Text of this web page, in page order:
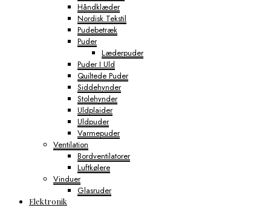
Håndklæder
Nordisk Tekstil
Pudebetræk
Puder
Læderpuder
Puder I Uld
Quiltede Puder
Siddehynder
Stolehynder
Uldplaider
Uldpuder
Varmepuder
Ventilation
Bordventilatorer
Luftkølere
Vinduer
Glasruder
Elektronik